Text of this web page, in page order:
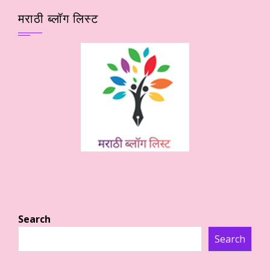
मराठी ब्लॉग लिस्ट
Search
Search